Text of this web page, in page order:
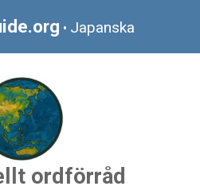
• Japanska
ordförråd